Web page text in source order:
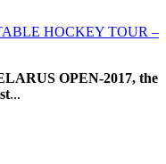
HOCKEY TOUR –
OPEN-2017, the
...